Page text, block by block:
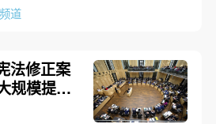
道
法修正案
规模提高